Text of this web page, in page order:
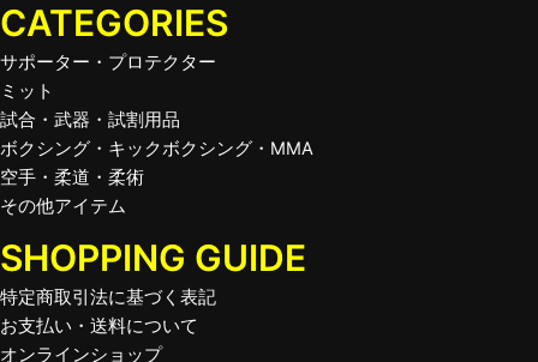
CATEGORIES
サポーター・プロテクター
ミット
試合・武器・試割用品
ボクシング・キックボクシング・MMA
空手・柔道・柔術
その他アイテム
SHOPPING GUIDE
特定商取引法に基づく表記
お支払い・送料について
オンラインショップ